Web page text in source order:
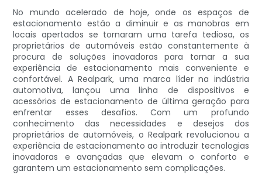
No mundo acelerado de hoje, onde os espaços de
estacionamento estão a diminuir e as manobras em
locais apertados se tornaram uma tarefa tediosa, os
proprietários de automóveis estão constantemente à
procura de soluções inovadoras para tornar a sua
experiência de estacionamento mais conveniente e
confortável. A Realpark, uma marca líder na indústria
automotiva, lançou uma linha de dispositivos e
acessórios de estacionamento de última geração para
enfrentar esses desafios. Com um profundo
conhecimento das necessidades e desejos dos
proprietários de automóveis, o Realpark revolucionou a
experiência de estacionamento ao introduzir tecnologias
inovadoras e avançadas que elevam o conforto e
garantem um estacionamento sem complicações.